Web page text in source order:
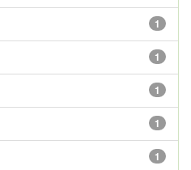
1
1
1
1
1